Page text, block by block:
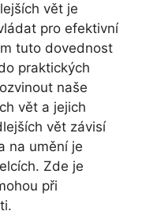
vět je
pro efektivní
tuto dovednost
praktických
naše
vět a jejich
vět závisí
na umění je
Zde je
při